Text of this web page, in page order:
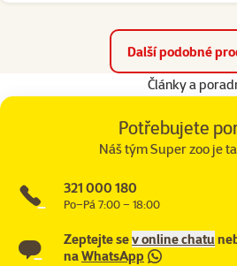
Další podobné
Články a
Potřebujete
Náš tým Super zoo je
321 000 180
Po–Pá 7:00 – 18:00
Zeptejte sev online chatu
naWhatsApp